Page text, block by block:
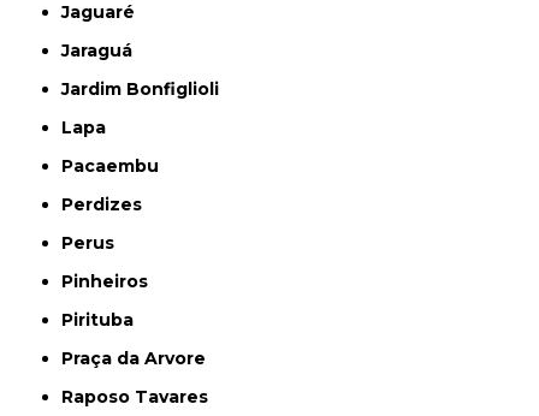
Jaguaré
Jaraguá
Jardim Bonfiglioli
Lapa
Pacaembu
Perdizes
Perus
Pinheiros
Pirituba
Praça da Arvore
Raposo Tavares